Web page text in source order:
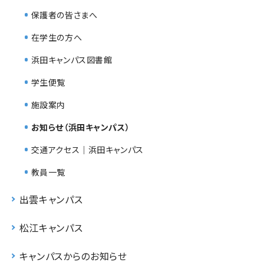
保護者の皆さまへ
在学生の方へ
浜田キャンパス図書館
学生便覧
施設案内
お知らせ（浜田キャンパス）
交通アクセス｜浜田キャンパス
教員一覧
出雲キャンパス
松江キャンパス
キャンパスからのお知らせ